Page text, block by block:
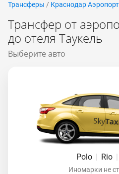
Трансферы / Краснодар Аэропорт
Трансфер от
до отеля Таукель
Выберите авто
Polo | Rio |
Иномарки не